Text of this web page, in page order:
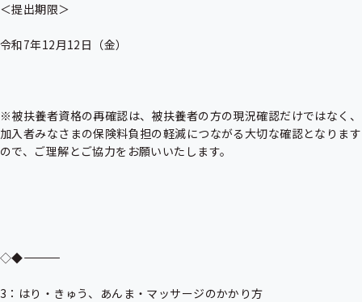
＜提出期限＞
令和7年12月12日（金）
※被扶養者資格の再確認は、被扶養者の方の現況確認だけではなく、
加入者みなさまの保険料負担の軽減につながる大切な確認となります
ので、ご理解とご協力をお願いいたします。
◇◆――――――――――――――――――――――――――――――――――――
3：はり・きゅう、あんま・マッサージのかかり方